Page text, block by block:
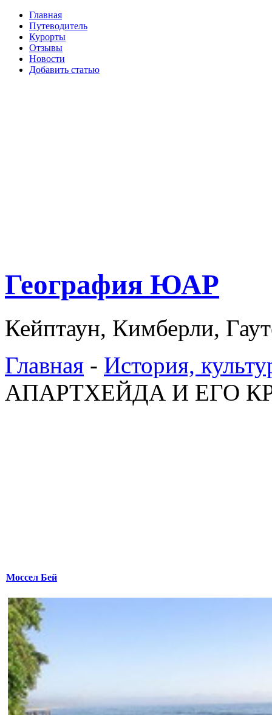
Главная
Путеводитель
Курорты
Отзывы
Новости
Добавить статью
География ЮАР
Кейптаун, Кимберли,
Главная - История,
АПАРТХЕЙДА И ЕГО
Моссел Бей